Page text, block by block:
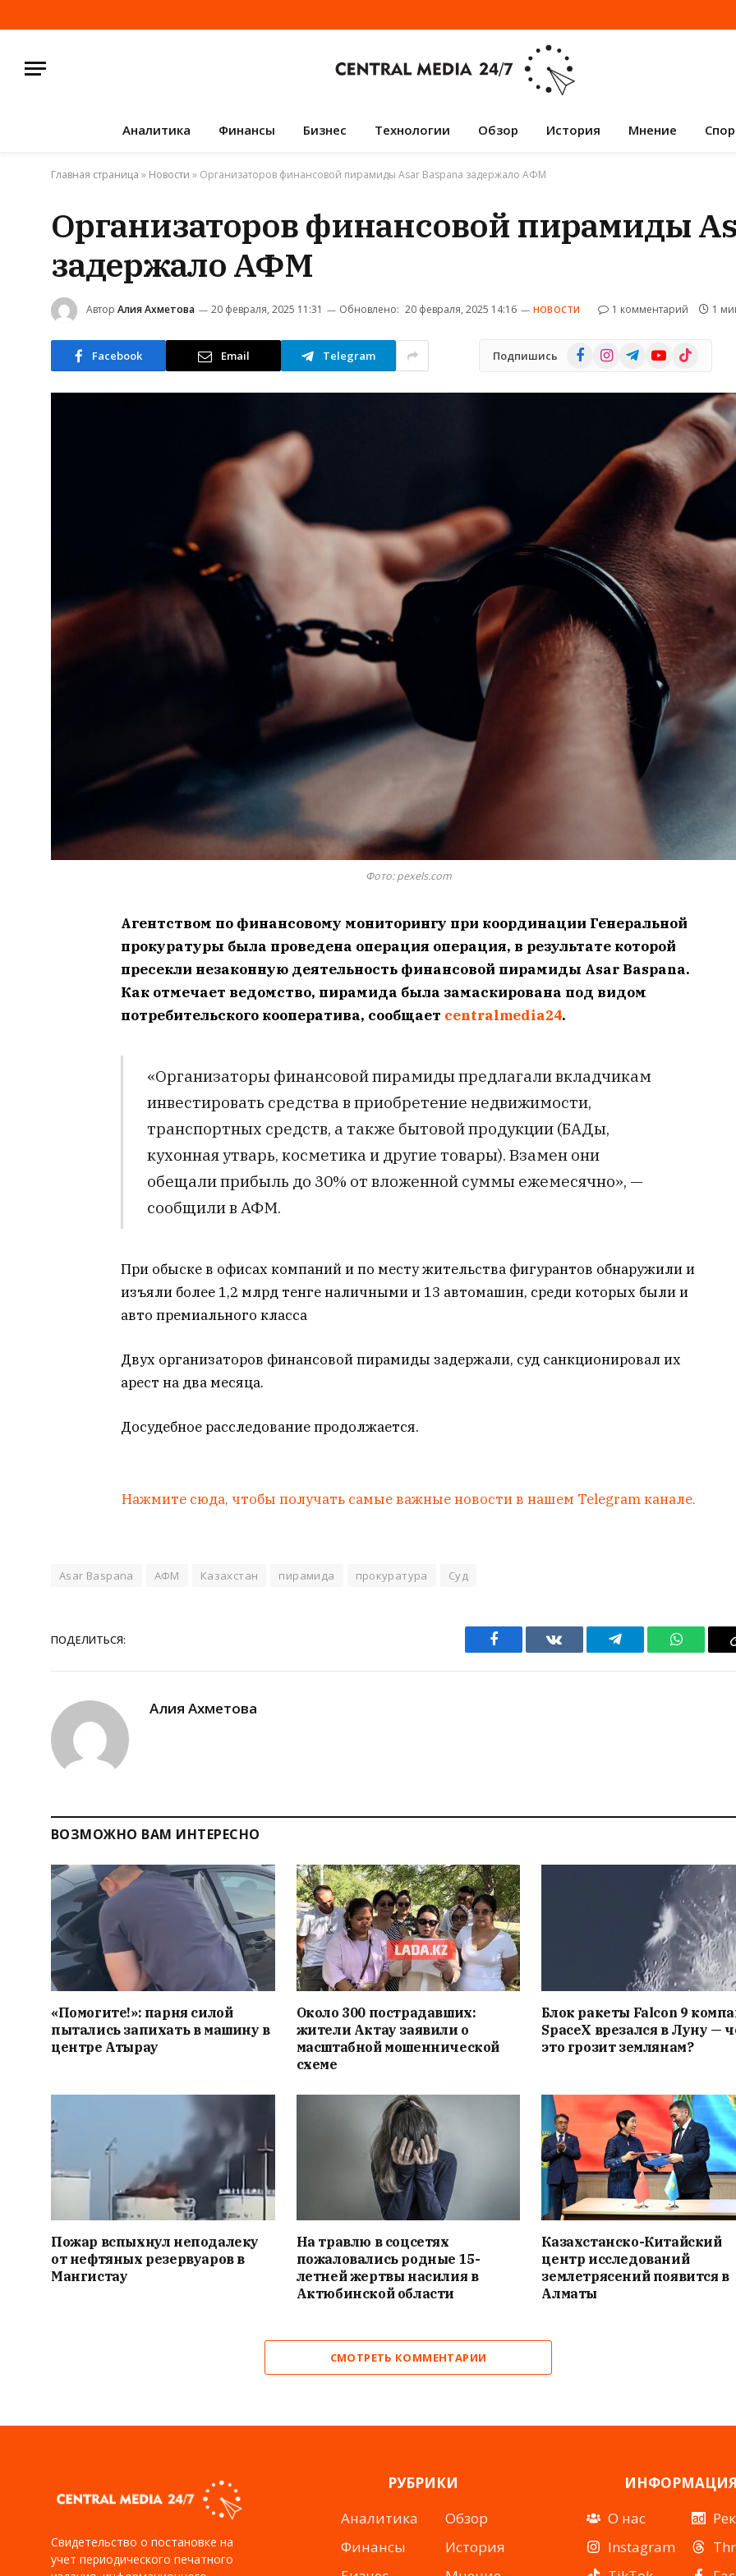
Аналитика Финансы Бизнес Технологии Обзор История Мнение
Главная страница » Новости » Организаторов финансовой пирамиды Asar Baspana задержало АФМ
Организаторов финансовой пирамиды
задержало АФМ
Автор Алия Ахметова 20 февраля, 2025 11:31 Обновлено: 20 февраля, 2025 14:16 НОВОСТИ 1 комментарий 1
Facebook Email Telegram Подпишись FacebookInstagramTelegramYouTube
TikTok
Фото: pexels.com
Агентством по финансовому мониторингу при координации Генеральной
прокуратуры была проведена операция операция, в результате которой
пресекли незаконную деятельность финансовой пирамиды Asar Baspana.
Как отмечает ведомство, пирамида была замаскирована под видом
потребительского кооператива, сообщает centralmedia24.
«Организаторы финансовой пирамиды предлагали вкладчикам
инвестировать средства в приобретение недвижимости,
транспортных средств, а также бытовой продукции (БАДы,
кухонная утварь, косметика и другие товары). Взамен они
обещали прибыль до 30% от вложенной суммы ежемесячно», —
сообщили в АФМ.
При обыске в офисах компаний и по месту жительства фигурантов обнаружили и
изъяли более 1,2 млрд тенге наличными и 13 автомашин, среди которых были и
авто премиального класса
Двух организаторов финансовой пирамиды задержали, суд санкционировал их
арест на два месяца.
Досудебное расследование продолжается.
Нажмите сюда, чтобы получать самые важные новости в нашем Telegram канале.
Asar Baspana АФМ Казахстан пирамида прокуратура Суд
ПОДЕЛИТЬСЯ:
Facebook VKontakteTelegram
Алия Ахметова
ВОЗМОЖНО ВАМ ИНТЕРЕСНО
«Помогите!»: парня силой
пытались запихать в машину в
центре Атырау
Около 300 пострадавших:
жители Актау заявили о
масштабной мошеннической
схеме
Блок ракеты Falcon 9
SpaceX врезался в Луну —
это грозит землянам?
Пожар вспыхнул неподалеку
от нефтяных резервуаров в
Мангистау
На травлю в соцсетях
пожаловались родные 15-
летней жертвы насилия в
Актюбинской области
Казахстанско-Китайский
центр исследований
землетрясений появится в
Алматы
СМОТРЕТЬ КОММЕНТАРИИ
Свидетельство о постановке на
учет периодического печатного
РУБРИКИ
Аналитика
Финансы
Обзор
История
ИНФОРМАЦИЯ
О нас
Instagram